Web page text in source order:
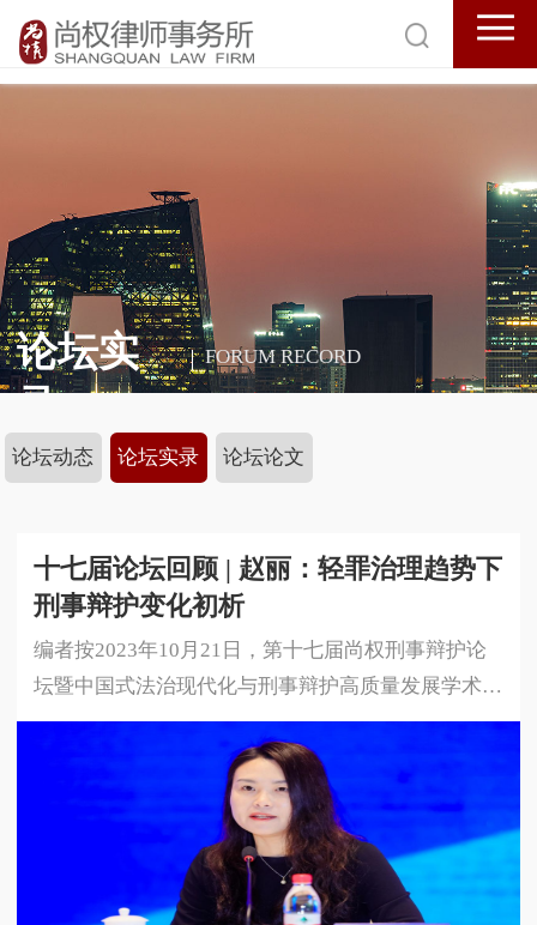
论坛实
录
FORUM RECORD
论坛动态 论坛实录 论坛论文
十七届论坛回顾 | 赵丽：轻罪治理趋势下
刑事辩护变化初析
编者按2023年10月21日，第十七届尚权刑事辩护论
坛暨中国式法治现代化与刑事辩护高质量发展学术研
讨会在安徽省合肥市成功举办。本届论坛由安徽大学
法学院、中国政法大学国家法律援助研究院与北京尚
权律师事务所联合主办。论坛的主题是中国式法治现
代化与刑事辩护高质量发展。本届论坛采用线下、线
上相结合的方式进行，共300余名专家学者、法律实
务界人士莅临现场参会，在线实时收看达1 5万余人